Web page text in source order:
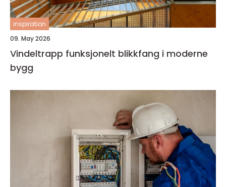
inspiration
09. May 2026
Vindeltrapp funksjonelt blikkfang i moderne
bygg